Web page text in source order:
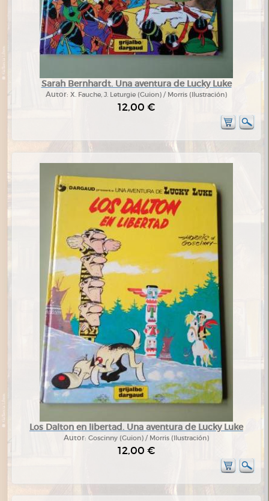
Sarah Bernhardt. Una aventura de Lucky Luke
Autor: X. Fauche, J. Leturgie (Guion) / Morris (Ilustración)
12,00 €
Los Dalton en libertad. Una aventura de Lucky Luke
Autor: Goscinny (Guion) / Morris (Ilustración)
12,00 €